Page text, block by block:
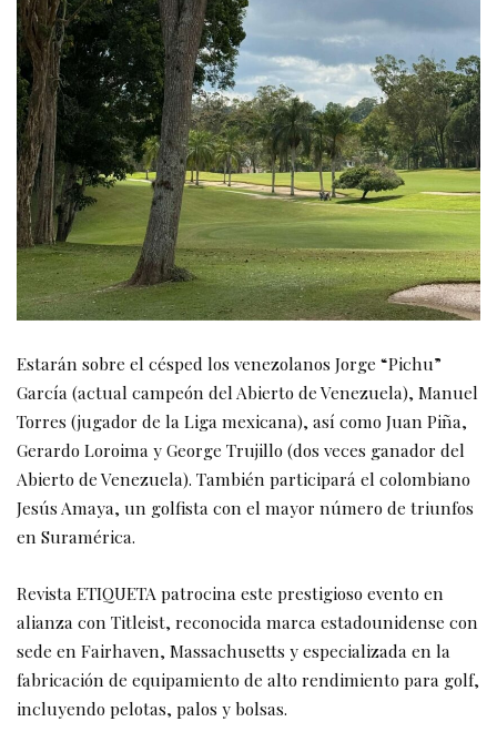
Estarán sobre el césped los venezolanos Jorge “Pichu”
García (actual campeón del Abierto de Venezuela), Manuel
Torres (jugador de la Liga mexicana), así como Juan Piña,
Gerardo Loroima y George Trujillo (dos veces ganador del
Abierto de Venezuela). También participará el colombiano
Jesús Amaya, un golfista con el mayor número de triunfos
en Suramérica.
Revista ETIQUETA patrocina este prestigioso evento en
alianza con Titleist, reconocida marca estadounidense con
sede en Fairhaven, Massachusetts y especializada en la
fabricación de equipamiento de alto rendimiento para golf,
incluyendo pelotas, palos y bolsas.